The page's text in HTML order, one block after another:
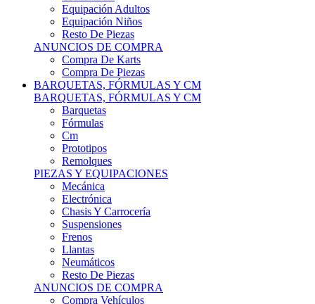
Equipación Niños
Resto De Piezas
ANUNCIOS DE COMPRA
Compra De Karts
Compra De Piezas
BARQUETAS, FÓRMULAS Y CM
BARQUETAS, FÓRMULAS Y CM
Barquetas
Fórmulas
Cm
Prototipos
Remolques
PIEZAS Y EQUIPACIONES
Mecánica
Electrónica
Chasis Y Carrocería
Suspensiones
Frenos
Llantas
Neumáticos
Resto De Piezas
ANUNCIOS DE COMPRA
Compra Vehículos
Compra De Piezas